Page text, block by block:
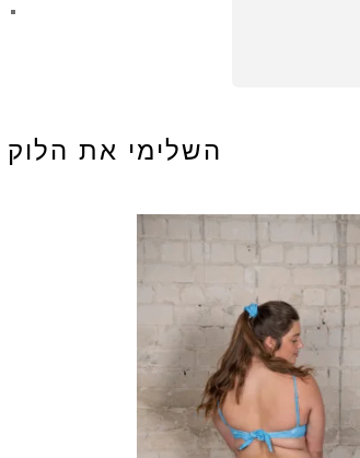
השלימי את הלוק